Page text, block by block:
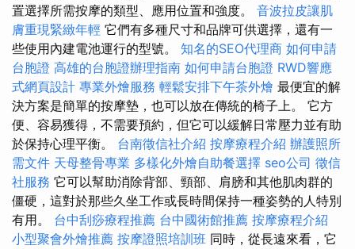
置選擇所需按摩的類型、應用位置和強度。 音波拉皮讓肌
膚重現緊緻年輕 它們有多種尺寸和品牌可供選擇，還有一
些使用內建電池運行的型號。 知名的SEO代理商 如何申請
台胞證 高雄的台胞證辦理指南 如何申請台胞證 RWD響應
式網頁設計 專業外燴服務 輕鬆安排下午茶外燴 最便宜的解
決方案是簡單的按摩墊，也可以放在傳統的椅子上。 它方
便、容易獲得，不需要預約，但它可以緩解日常壓力並有助
於保持心理平衡。 台南徵信社介紹 按摩療程介紹 辦護照所
需文件 天母整骨專業 多樣化外燴自助餐選擇 seo公司 徵信
社服務 它可以幫助消除背部、頸部、肩膀和其他肌肉群的
僵硬，這對於那些久坐工作或長時間保持一種姿勢的人特別
有用。 台中刮痧療程推薦 台中國術館推薦 按摩療程介紹
小型聚會外燴推薦 按摩證照培訓班 同時，從長遠來看，它